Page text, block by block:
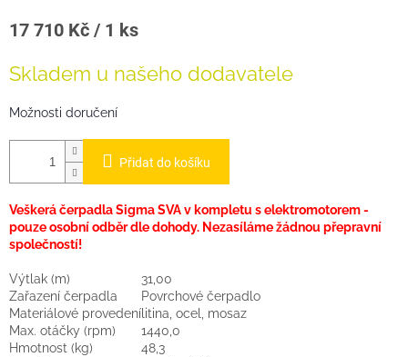
Měrná
17 710 Kč / 1 ks
Skladem u našeho dodavatele
Možnosti doručení
Přidat do košíku
Veškerá čerpadla Sigma SVA v kompletu s elektromotorem -
pouze osobní odběr dle dohody. Nezasíláme žádnou přepravní
společností!
Výtlak (m)
31,00
Zařazení čerpadla
Povrchové čerpadlo
Materiálové provedenílitina, ocel, mosaz
Max. otáčky (rpm)
1440,0
Hmotnost (kg)
48,3